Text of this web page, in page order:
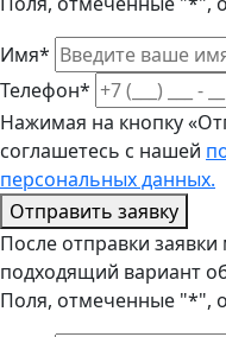
Имя*
Телефон*
Нажимая на кнопку
соглашетесь с нашей
персональных данных.
Отправить заявку
После отправки
подходящий вариант
Поля, отмеченные "*",